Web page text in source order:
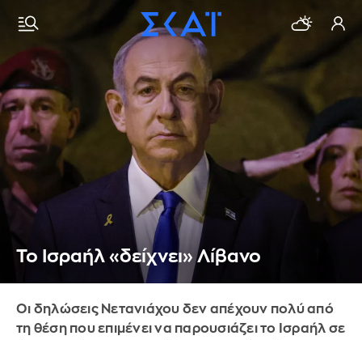
To Iσραήλ «δείχνει» Λίβανο
Οι δηλώσεις Νετανιάχου δεν απέχουν πολύ από
τη θέση που επιμένει να παρουσιάζει το Ισραήλ σε